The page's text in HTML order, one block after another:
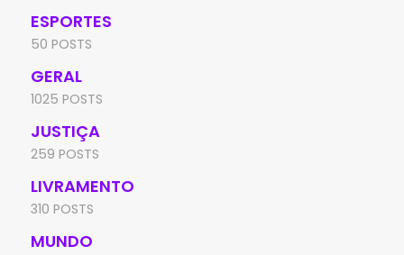
ESPORTES
50 POSTS
GERAL
1025 POSTS
JUSTIÇA
259 POSTS
LIVRAMENTO
310 POSTS
MUNDO